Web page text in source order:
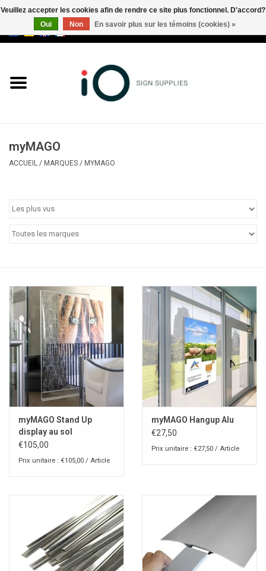
Marques
myMAGO
ACCUEIL / MARQUES / MYMAGO
myMAGO Stand Up
display au sol
€105,00
Prix unitaire : €105,00 / Article
myMAGO Hangup Alu
€27,50
Prix unitaire : €27,50 / Article
Veuillez accepter les cookies afin de rendre ce site plus fonctionnel. D'accord?
Oui
Non En savoir plus sur les témoins (cookies) »